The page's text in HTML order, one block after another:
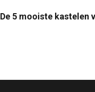
De 5 mooiste kastelen